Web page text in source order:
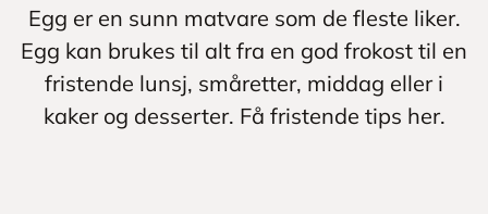
Egg er en sunn matvare som de fleste liker.
Egg kan brukes til alt fra en god frokost til en
fristende lunsj, småretter, middag eller i
kaker og desserter. Få fristende tips her.